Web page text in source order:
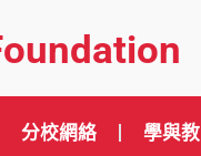
分校網絡 學與教